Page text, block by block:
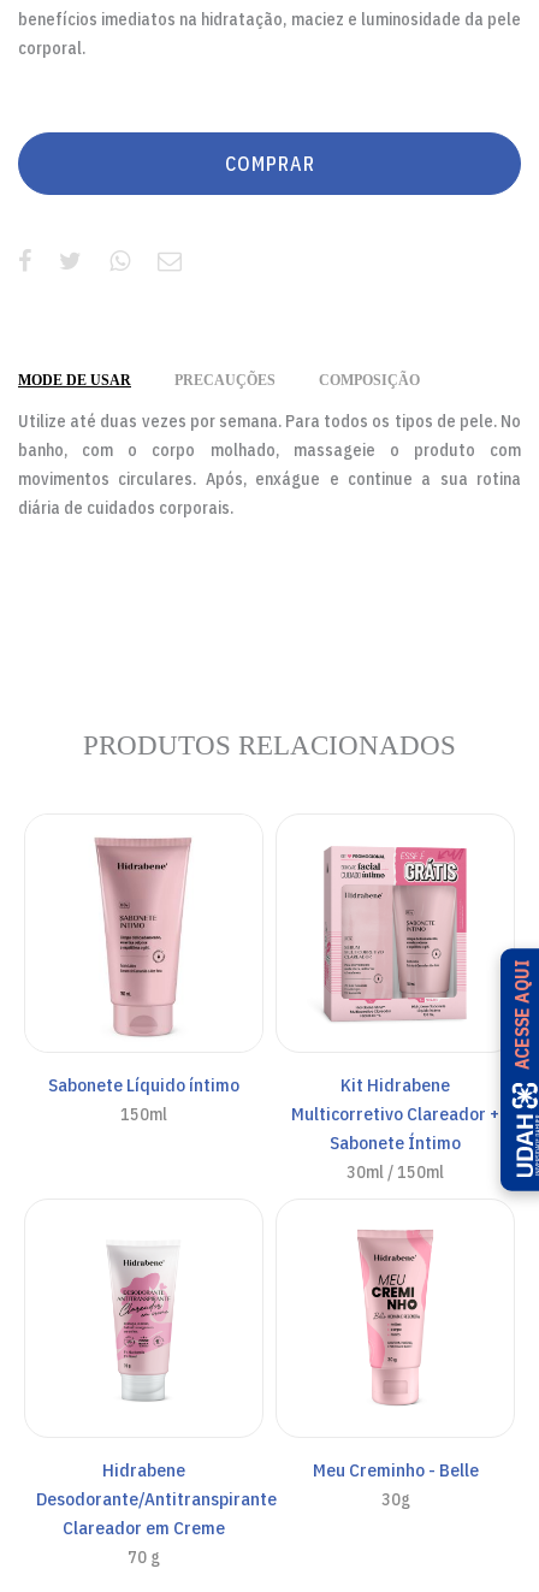
ACESSE AQUI
benefícios imediatos na hidratação, maciez e luminosidade da pele
corporal.
COMPRAR
MODE DE USAR PRECAUÇÕES COMPOSIÇÃO
Utilize até duas vezes por semana. Para todos os tipos de pele. No
banho, com o corpo molhado, massageie o produto com
movimentos circulares. Após, enxágue e continue a sua rotina
diária de cuidados corporais.
PRODUTOS RELACIONADOS
Sabonete Líquido íntimo
150ml
Kit Hidrabene
Multicorretivo Clareador +
Sabonete Íntimo
30ml / 150ml
Hidrabene
Desodorante/Antitranspirante
Clareador em Creme
70 g
Meu Creminho - Belle
30g